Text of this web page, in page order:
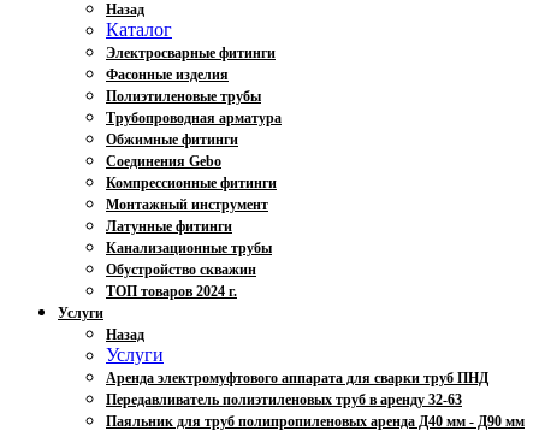
Назад
Каталог
Электросварные фитинги
Фасонные изделия
Полиэтиленовые трубы
Трубопроводная арматура
Обжимные фитинги
Соединения Gebo
Компрессионные фитинги
Монтажный инструмент
Латунные фитинги
Канализационные трубы
Обустройство скважин
ТОП товаров 2024 г.
Услуги
Назад
Услуги
Аренда электромуфтового аппарата для сварки труб ПНД
Передавливатель полиэтиленовых труб в аренду 32-63
Паяльник для труб полипропиленовых аренда Д40 мм - Д90 мм